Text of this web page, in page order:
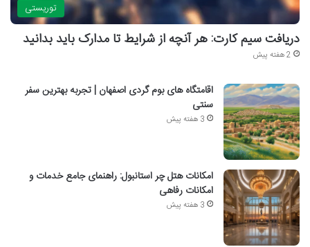
توریستی
دریافت سیم کارت: هر آنچه از شرایط تا مدارک باید بدانید
2 هفته پیش
اقامتگاه های بوم گردی اصفهان | تجربه بهترین سفر
سنتی
3 هفته پیش
امکانات هتل چر استانبول: راهنمای جامع خدمات و
امکانات رفاهی
3 هفته پیش